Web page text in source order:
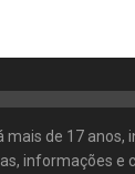
mais de 17 anos,
informações e